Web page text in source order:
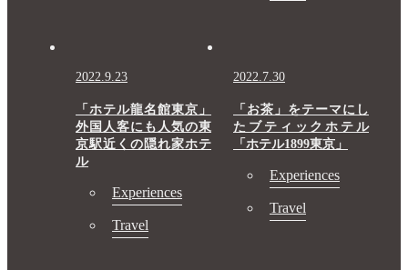
2022.9.23
「ホテル龍名館東京」
外国人客にも人気の東
京駅近くの隠れ家ホテ
ル
Experiences
Travel
2022.7.30
「お茶」をテーマにし
たブティックホテル
「ホテル1899東京」
Experiences
Travel